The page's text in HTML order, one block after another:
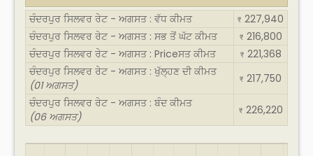
ਚੰਦਰਪੁਰ ਸਿਲਵਰ ਰੇਟ - ਅਗਸਤ : ਵੱਧ ਕੀਮਤ
₹ 227,940
ਚੰਦਰਪੁਰ ਸਿਲਵਰ ਰੇਟ - ਅਗਸਤ : ਸਭ ਤੋਂ ਘੱਟ ਕੀਮਤ
₹ 216,800
ਚੰਦਰਪੁਰ ਸਿਲਵਰ ਰੇਟ - ਅਗਸਤ : Priceਸਤ ਕੀਮਤ
₹ 221,368
ਚੰਦਰਪੁਰ ਸਿਲਵਰ ਰੇਟ - ਅਗਸਤ : ਖੁੱਲ੍ਹਣ ਦੀ ਕੀਮਤ
(01 ਅਗਸਤ)
₹ 217,750
ਚੰਦਰਪੁਰ ਸਿਲਵਰ ਰੇਟ - ਅਗਸਤ : ਬੰਦ ਕੀਮਤ
(06 ਅਗਸਤ)
₹ 226,220